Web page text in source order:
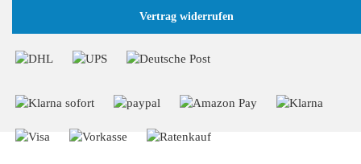
Vertrag widerrufen